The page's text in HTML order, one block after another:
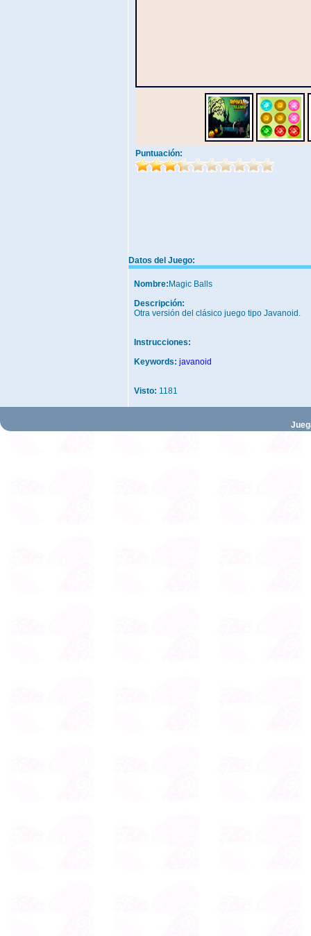
Puntuación:
Datos del Juego:
Nombre: Magic Balls
Descripción:
Otra versión del clásico juego tipo Javanoid.
Instrucciones:
Keywords: javanoid
Visto: 1181